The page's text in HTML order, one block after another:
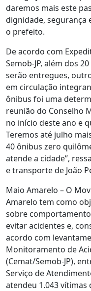
daremos mais este
dignidade, segurança
o prefeito.
De acordo com
Semob-JP, além dos
serão entregues,
em circulação
ônibus foi uma
reunião do Conselho
no início deste ano e
Teremos até julho
40 ônibus zero
atende a cidade”,
e transporte de João
Maio Amarelo – O
Amarelo tem como
sobre
evitar acidentes e,
acordo com
Monitoramento de
(Cemat/Semob-JP),
Serviço de
atendeu 1.043